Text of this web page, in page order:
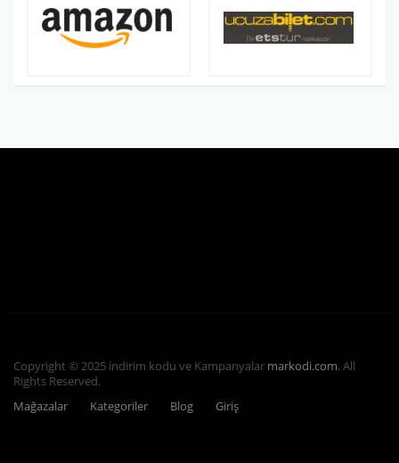
Copyright © 2025 indirim kodu ve Kampanyalar markodi.com. All
Rights Reserved.
Mağazalar
Kategoriler Blog Giriş